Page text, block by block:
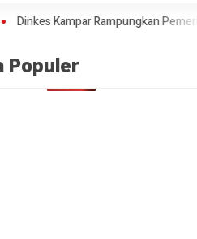
Kampar Rampungkan Pemeriksaan
Populer